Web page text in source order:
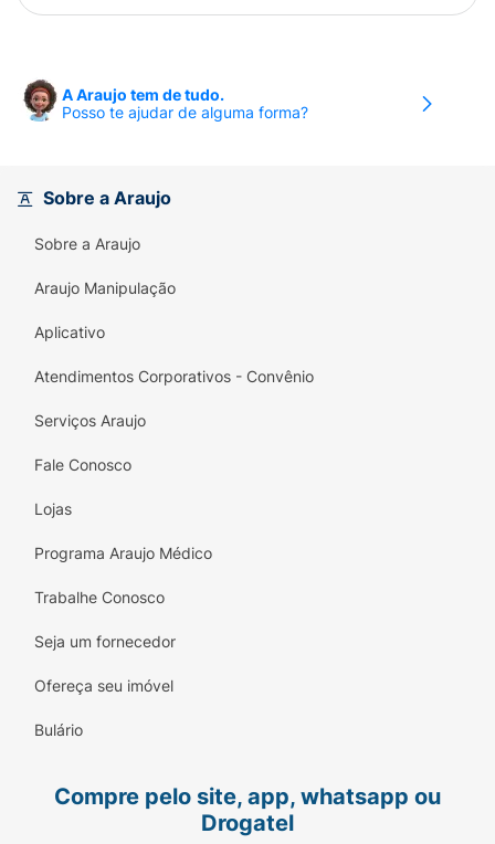
A Araujo tem de tudo.
Posso te ajudar de alguma forma?
Sobre a Araujo
Sobre a Araujo
Araujo Manipulação
Aplicativo
Atendimentos Corporativos - Convênio
Serviços Araujo
Fale Conosco
Lojas
Programa Araujo Médico
Trabalhe Conosco
Seja um fornecedor
Ofereça seu imóvel
Bulário
Compre pelo site, app, whatsapp ou
Drogatel